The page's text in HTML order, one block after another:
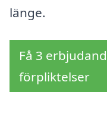
länge.
Få 3
förpliktelser